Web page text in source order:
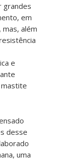
grandes
em
além
e
desse
uma